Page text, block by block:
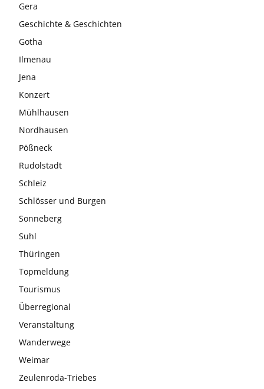
Gera
Geschichte & Geschichten
Gotha
Ilmenau
Jena
Konzert
Mühlhausen
Nordhausen
Pößneck
Rudolstadt
Schleiz
Schlösser und Burgen
Sonneberg
Suhl
Thüringen
Topmeldung
Tourismus
Überregional
Veranstaltung
Wanderwege
Weimar
Zeulenroda-Triebes